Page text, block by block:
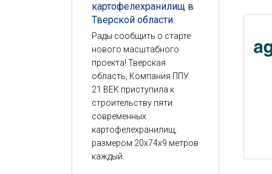
картофелехранилищ в
Тверской области.
Рады сообщить о старте
нового масштабного
проекта! Тверская
область, Компания ППУ
21 ВЕК приступила к
строительству пяти
современных
картофелехранилищ,
размером 20x74x9 метров
каждый.